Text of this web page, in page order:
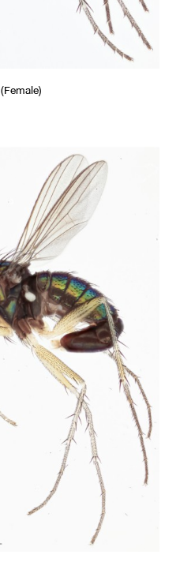
(Female)